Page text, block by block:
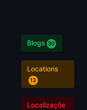
Blogs 30
Locations
13
Localizaçõe